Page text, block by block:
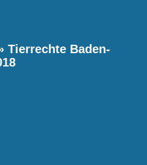
Tierrechte Baden-